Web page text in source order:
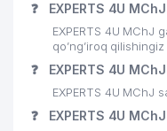
❓ EXPERTS 4U
EXPERTS 4U MChJ
qo’ng’iroq
❓ EXPERTS 4U
EXPERTS 4U MChJ
❓ EXPERTS 4U